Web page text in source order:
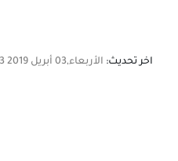
اخر تحديث: الأربعاء,03 أبريل 2019 12:13 م